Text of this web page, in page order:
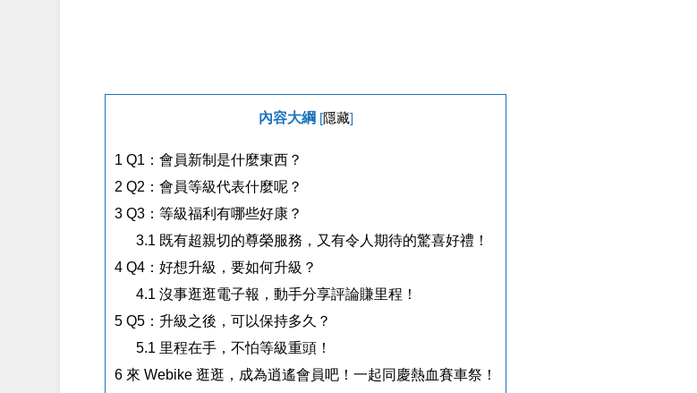
內容大綱 隱藏]
1 Q1：會員新制是什麼東西？
2 Q2：會員等級代表什麼呢？
3 Q3：等級福利有哪些好康？
3.1 既有超親切的尊榮服務，又有令人期待的驚喜好禮！
4 Q4：好想升級，要如何升級？
4.1 沒事逛逛電子報，動手分享評論賺里程！
5 Q5：升級之後，可以保持多久？
5.1 里程在手，不怕等級重頭！
6 來 Webike 逛逛，成為逍遙會員吧！一起同慶熱血賽車祭！